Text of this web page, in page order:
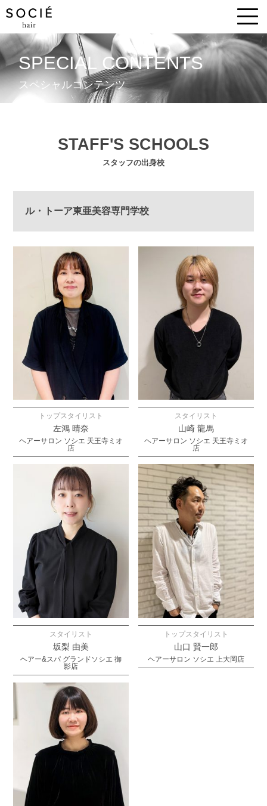
SPECIAL CONTENTS
スペシャルコンテンツ
STAFF'S SCHOOLS
スタッフの出身校
ル・トーア東亜美容専門学校
トップスタイリスト
左鴻 晴奈
ヘアーサロン ソシエ 天王寺ミオ
店
スタイリスト
山崎 龍馬
ヘアーサロン ソシエ 天王寺ミオ
店
スタイリスト
坂梨 由美
ヘアー&スパ グランドソシエ 御
影店
トップスタイリスト
山口 賢一郎
ヘアーサロン ソシエ 上大岡店